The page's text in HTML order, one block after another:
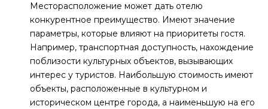
Месторасположение может дать отелю
конкурентное преимущество. Имеют значение
параметры, которые влияют на приоритеты гостя.
Например, транспортная доступность, нахождение
поблизости культурных объектов, вызывающих
интерес у туристов. Наибольшую стоимость имеют
объекты, расположенные в культурном и
историческом центре города, а наименьшую на его